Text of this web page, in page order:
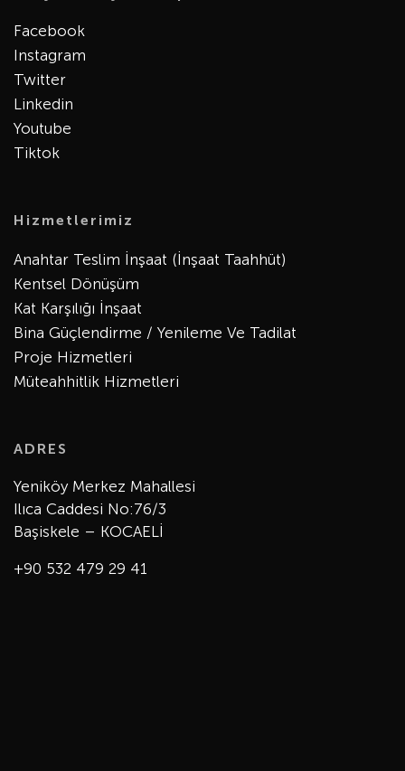
Facebook
Instagram
Twitter
Linkedin
Youtube
Tiktok
Hizmetlerimiz
Anahtar Teslim İnşaat (İnşaat Taahhüt)
Kentsel Dönüşüm
Kat Karşılığı İnşaat
Bina Güçlendirme / Yenileme Ve Tadilat
Proje Hizmetleri
Müteahhitlik Hizmetleri
ADRES
Yeniköy Merkez Mahallesi
Ilıca Caddesi No:76/3
Başiskele – KOCAELİ
+90 532 479 29 41